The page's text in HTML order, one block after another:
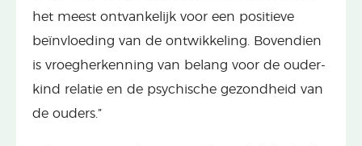
het meest ontvankelijk voor een positieve
beïnvloeding van de ontwikkeling. Bovendien
is vroegherkenning van belang voor de ouder-
kind relatie en de psychische gezondheid van
de ouders.”